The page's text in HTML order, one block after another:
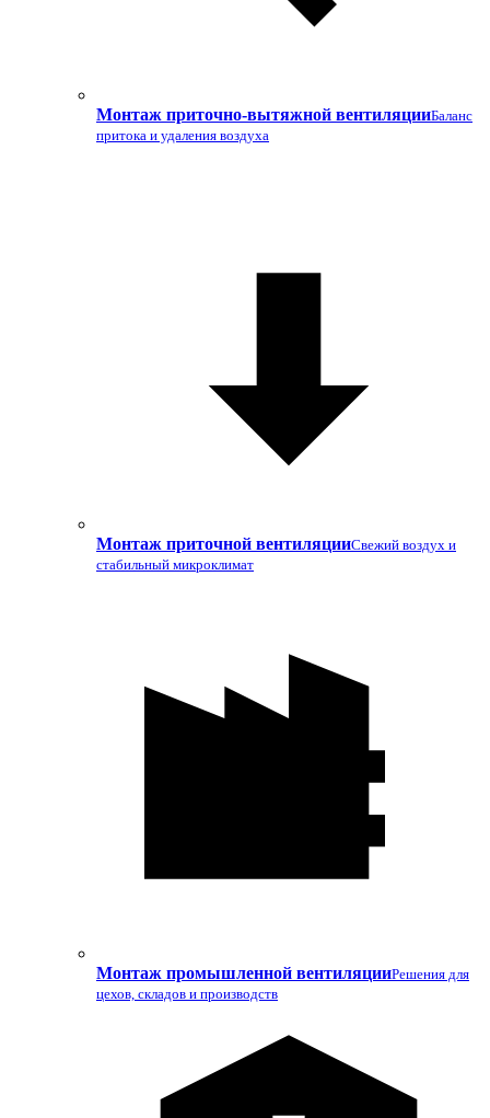
Монтаж приточно-вытяжной вентиляцииБаланс
притока и удаления воздуха
Монтаж приточной вентиляцииСвежий воздух и
стабильный микроклимат
Монтаж промышленной вентиляцииРешения для
цехов, складов и производств